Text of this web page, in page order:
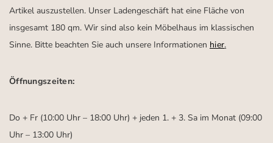
Artikel auszustellen. Unser Ladengeschäft hat eine Fläche von
insgesamt 180 qm. Wir sind also kein Möbelhaus im klassischen
Sinne. Bitte beachten Sie auch unsere Informationen hier.
Öffnungszeiten:
Do + Fr (10:00 Uhr – 18:00 Uhr) + jeden 1. + 3. Sa im Monat (09:00
Uhr – 13:00 Uhr)